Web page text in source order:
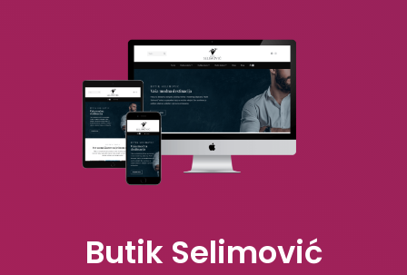
Butik Selimović